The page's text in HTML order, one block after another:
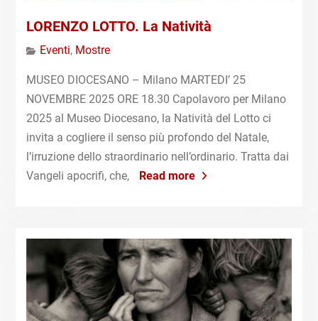
LORENZO LOTTO. La Natività
Eventi, Mostre
MUSEO DIOCESANO – Milano MARTEDI’ 25
NOVEMBRE 2025 ORE 18.30 Capolavoro per Milano
2025 al Museo Diocesano, la Natività del Lotto ci
invita a cogliere il senso più profondo del Natale,
l’irruzione dello straordinario nell’ordinario. Tratta dai
Vangeli apocrifi, che,
Read more